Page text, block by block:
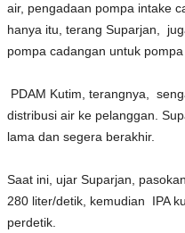
air, pengadaan pompa intake
hanya itu, terang Suparjan,
pompa cadangan untuk pompa
PDAM Kutim, terangnya,
distribusi air ke pelanggan.
lama dan segera berakhir.
Saat ini, ujar Suparjan,
280 liter/detik, kemudian IPA
perdetik.